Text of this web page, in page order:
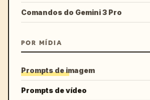
Comandos do Gemini 3 Pro
POR MÍDIA
Prompts de imagem
Prompts de vídeo